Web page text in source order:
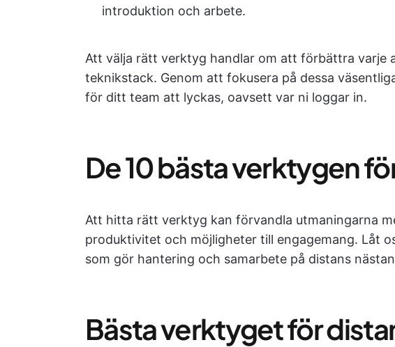
introduktion och arbete.
Att välja rätt verktyg handlar om att förbättra varje
teknikstack. Genom att fokusera på dessa
för ditt team att lyckas, oavsett var ni loggar in.
De 10 bästa verktygen
Att hitta rätt verktyg kan förvandla utmaningarna
produktivitet och möjligheter till engagemang. Låt
som gör hantering och samarbete på distans
Bästa verktyget för